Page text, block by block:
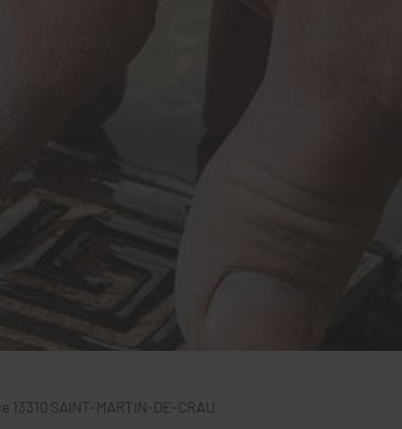
13310 SAINT-MARTIN-DE-CRAU